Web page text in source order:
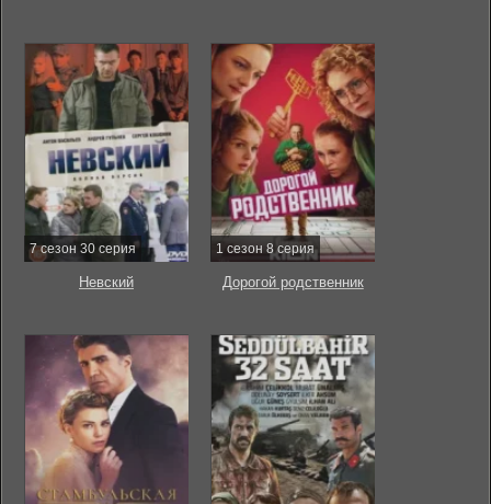
7 сезон 30 серия
Невский
1 сезон 8 серия
Дорогой родственник